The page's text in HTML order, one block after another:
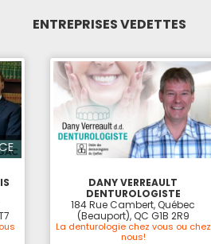
ENTREPRISES VEDETTES
DANY VERREAULT
DENTUROLOGISTE
184 Rue Cambert, Québec
(Beauport), QC G1B 2R9
La denturologie chez vous ou chez
nous!